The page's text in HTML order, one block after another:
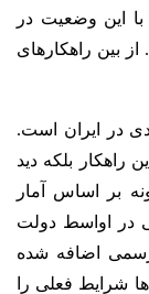
با این وضعیت در
از بین راهکارهای
در ایران است.
راهکار بلکه دید
بر اساس آمار
تنها از سال ۲۰۱۰ تا ۲۰۱۵ یعنی در اواسط دولت
رسمی اضافه شده
شرایط فعلی را